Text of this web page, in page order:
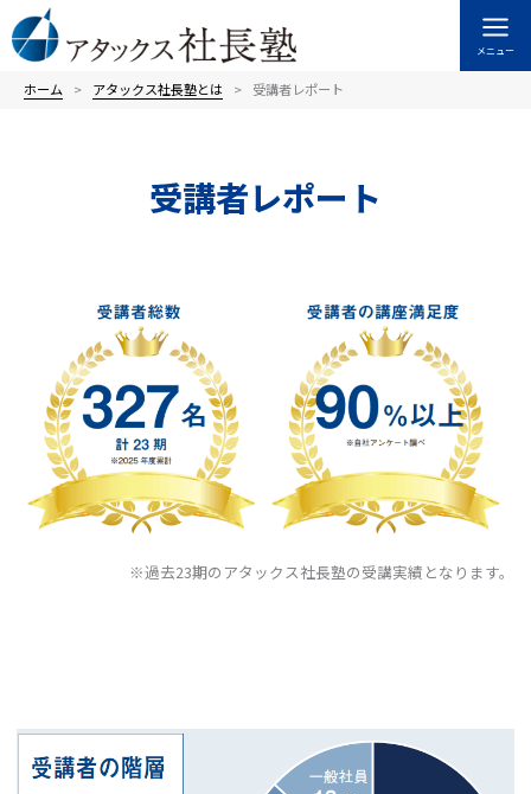
容
メニュー
ホーム アタックス社長塾とは 受講者レポート
受講者レポート
※過去23期のアタックス社長塾の受講実績となります。